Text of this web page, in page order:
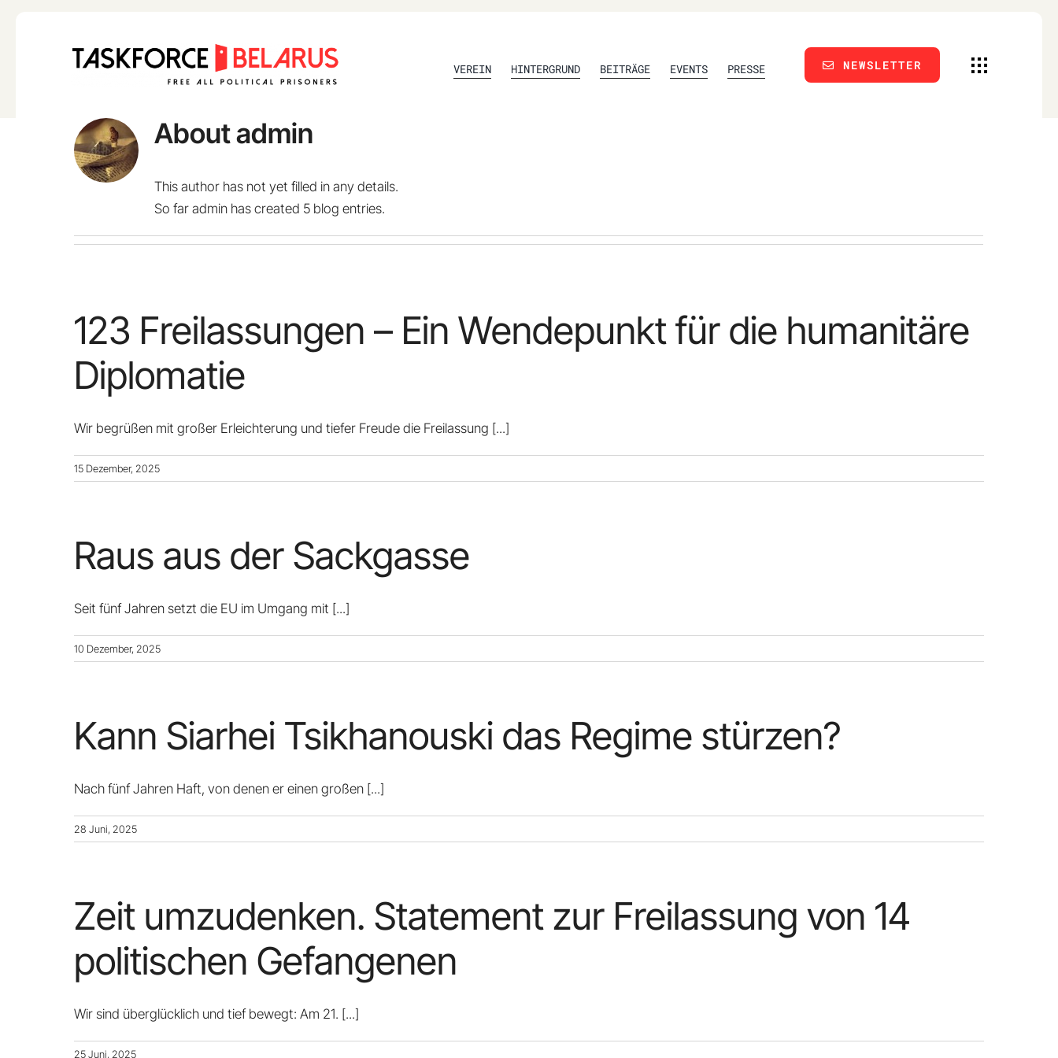
VEREIN HINTERGRUND BEITRÄGE EVENTS PRESSE NEWSLETTER
Aboutadmin
This author has not yet filled in any details.
So far admin has created 5 blog entries.
123 Freilassungen – Ein Wendepunkt für die humanitäre
Diplomatie
Wir begrüßen mit großer Erleichterung und tiefer Freude die Freilassung [...]
15 Dezember, 2025
Raus aus der Sackgasse
Seit fünf Jahren setzt die EU im Umgang mit [...]
10 Dezember, 2025
Kann Siarhei Tsikhanouski das Regime stürzen?
Nach fünf Jahren Haft, von denen er einen großen [...]
28 Juni, 2025
Zeit umzudenken. Statement zur Freilassung von 14
politischen Gefangenen
Wir sind überglücklich und tief bewegt: Am 21. [...]
25 Juni, 2025